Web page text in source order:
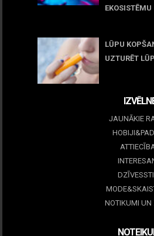
EKOSISTĒMU
LŪPU
UZTURĒT
JAUNĀKIE
NOTIKUMI UN